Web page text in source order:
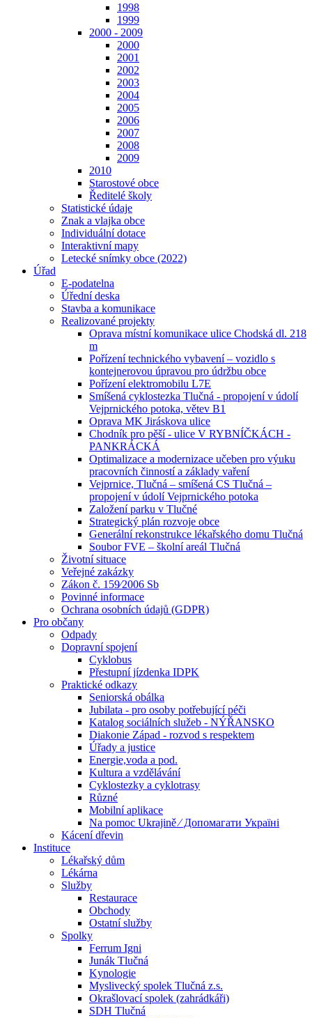
1998
1999
2000 - 2009
2000
2001
2002
2003
2004
2005
2006
2007
2008
2009
2010
Starostové obce
Ředitelé školy
Statistické údaje
Znak a vlajka obce
Individuální dotace
Interaktivní mapy
Letecké snímky obce (2022)
Úřad
E-podatelna
Úřední deska
Stavba a komunikace
Realizované projekty
Oprava místní komunikace ulice Chodská dl. 218
m
Pořízení technického vybavení – vozidlo s
kontejnerovou úpravou pro údržbu obce
Pořízení elektromobilu L7E
Smíšená cyklostezka Tlučná - propojení v údolí
Vejprnického potoka, větev B1
Oprava MK Jiráskova ulice
Chodník pro pěší - ulice V RYBNÍČKÁCH -
PANKRÁCKÁ
Optimalizace a modernizace učeben pro výuku
pracovních činností a základy vaření
Vejprnice, Tlučná – smíšená CS Tlučná –
propojení v údolí Vejprnického potoka
Založení parku v Tlučné
Strategický plán rozvoje obce
Generální rekonstrukce lékařského domu Tlučná
Soubor FVE – školní areál Tlučná
Životní situace
Veřejné zakázky
Zákon č. 159⁄2006 Sb
Povinné informace
Ochrana osobních údajů (GDPR)
Pro občany
Odpady
Dopravní spojení
Cyklobus
Přestupní jízdenka IDPK
Praktické odkazy
Seniorská obálka
Jubilata - pro osoby potřebující péči
Katalog sociálních služeb - NÝŘANSKO
Diakonie Západ - rozvod s respektem
Úřady a justice
Energie,voda a pod.
Kultura a vzdělávání
Cyklostezky a cyklotrasy
Různé
Mobilní aplikace
Na pomoc Ukrajině ⁄ Допомагати Україні
Kácení dřevin
Instituce
Lékařský dům
Lékárna
Služby
Restaurace
Obchody
Ostatní služby
Spolky
Ferrum Igni
Junák Tlučná
Kynologie
Myslivecký spolek Tlučná z.s.
Okrašlovací spolek (zahrádkáři)
SDH Tlučná